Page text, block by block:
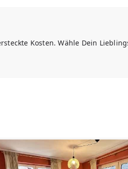
Kosten. Wähle Dein